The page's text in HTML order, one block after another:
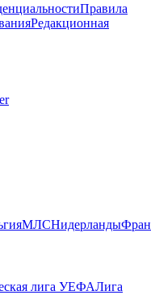
Правила
Редакционная
МЛСНидерланды
лига УЕФАЛига